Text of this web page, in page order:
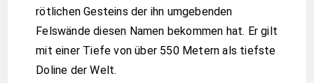
rötlichen Gesteins der ihn umgebenden
Felswände diesen Namen bekommen hat. Er gilt
mit einer Tiefe von über 550 Metern als tiefste
Doline der Welt.